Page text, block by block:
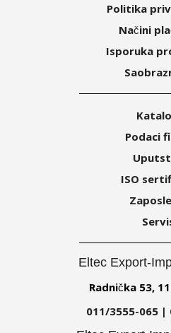
Politika
Načini
Isporuka
Podaci
ISO
Eltec Export-
Radnička 53,
011/3555-065 |